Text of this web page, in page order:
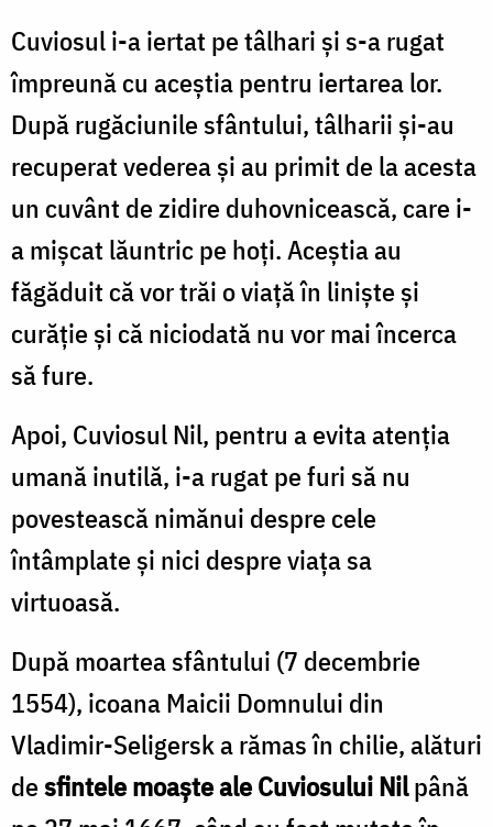
Cuviosul i-a iertat pe tâlhari și s-a rugat
împreună cu aceștia pentru iertarea lor.
După rugăciunile sfântului, tâlharii și-au
recuperat vederea și au primit de la acesta
un cuvânt de zidire duhovnicească, care i-
a mișcat lăuntric pe hoți. Aceștia au
făgăduit că vor trăi o viață în liniște și
curăție și că niciodată nu vor mai încerca
să fure.
Apoi, Cuviosul Nil, pentru a evita atenția
umană inutilă, i-a rugat pe furi să nu
povestească nimănui despre cele
întâmplate și nici despre viața sa
virtuoasă.
După moartea sfântului (7 decembrie
1554), icoana Maicii Domnului din
Vladimir-Seligersk a rămas în chilie, alături
desfintele moaște ale Cuviosului Nilpână